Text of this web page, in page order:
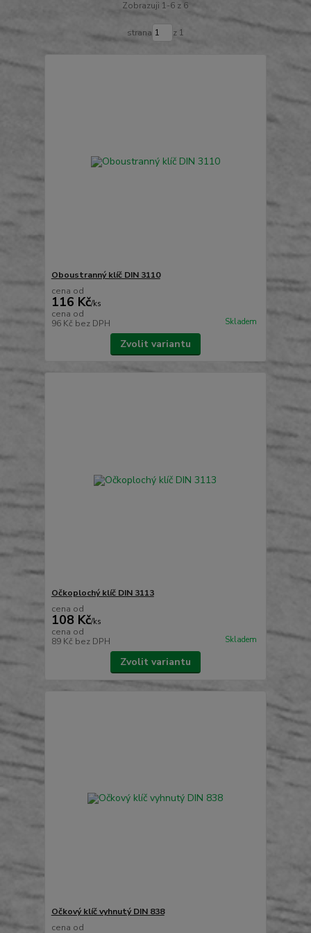
Zobrazuji 1-6 z 6
strana z 1
Oboustranný klíč DIN 3110
cena od
116 Kč/ks
cena od
96 Kč bez DPH Skladem
Zvolit variantu
Očkoplochý klíč DIN 3113
cena od
108 Kč/ks
cena od
89 Kč bez DPH Skladem
Zvolit variantu
Očkový klíč vyhnutý DIN 838
cena od